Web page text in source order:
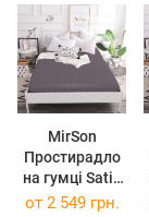
MirSon
Простирадло
на гумці Satin
ELIT Graphite
от 2 549 грн.